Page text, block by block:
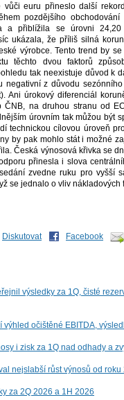
vůči euru přineslo další
pozdějšího
a přiblížila se úrovni 24,20
ukázala, že příliš silná
výrobce. Tento trend by
těchto dvou faktorů
tak neexistuje důvod k
negativní z důvodu
Ani úrokový diferenciál
ČNB, na druhou stranu od
úrovním tak můžou být
technickou cílovou úroveň
by pak mohlo stát i možné
Česká výnosová křivka se
přinesla i slova
zvedne ruku pro vyšší
se jednalo o vliv nákladových
Diskutovat Facebook
výsledky za 1Q, čisté
očištěné EBITDA,
i zisk za 1Q nad odhady a
nejslabší růst výnosů od
za 2Q 2026 a 1H 2026